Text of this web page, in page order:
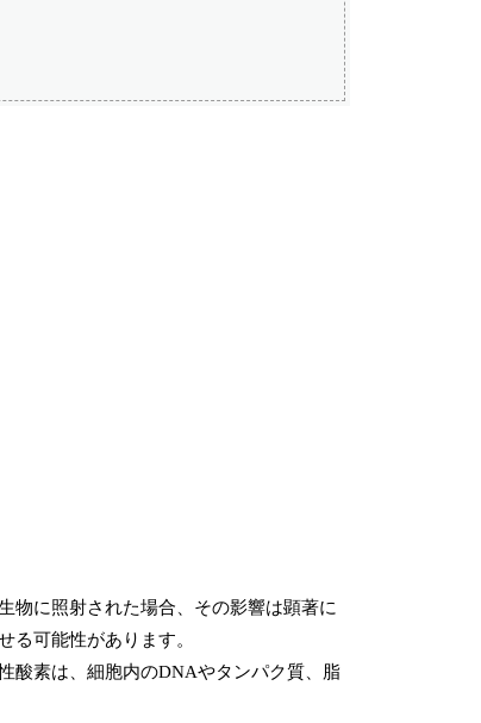
物に照射された場合、その影響は顕著に
る可能性があります。
酸素は、細胞内のDNAやタンパク質、脂